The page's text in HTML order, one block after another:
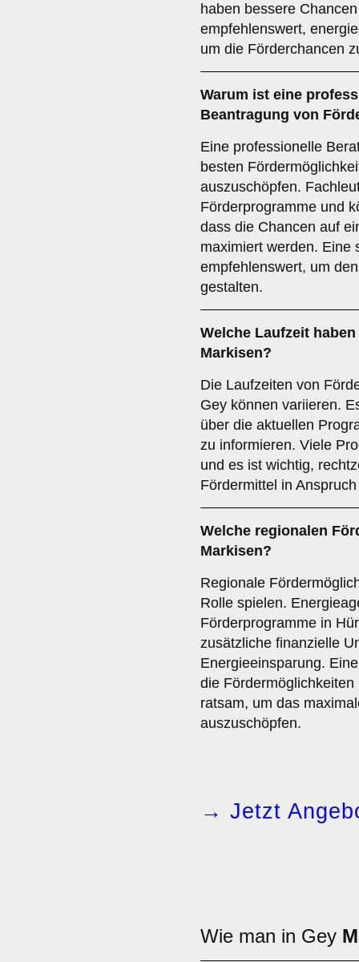
haben bessere
empfehlenswert,
um die Förderchancen
Warum ist eine
Beantragung von
Eine professionelle
besten
auszuschöpfen.
Förderprogramme und
dass die Chancen auf
maximiert werden. Eine
empfehlenswert, um
gestalten.
Welche Laufzeit
Markisen?
Die Laufzeiten von
Gey können variieren.
über die aktuellen
zu informieren. Viele
und es ist wichtig,
Fördermittel in
Welche regionalen
Markisen?
Regionale
Rolle spielen.
Förderprogramme in
zusätzliche finanzielle
Energieeinsparung.
die
ratsam, um das
auszuschöpfen.
→ Jetzt
Wie man in Gey